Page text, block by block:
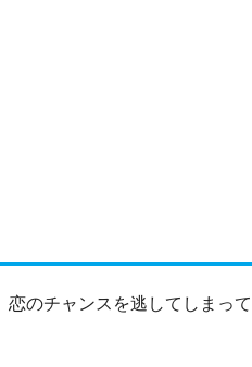
のチャンスを逃してしまって